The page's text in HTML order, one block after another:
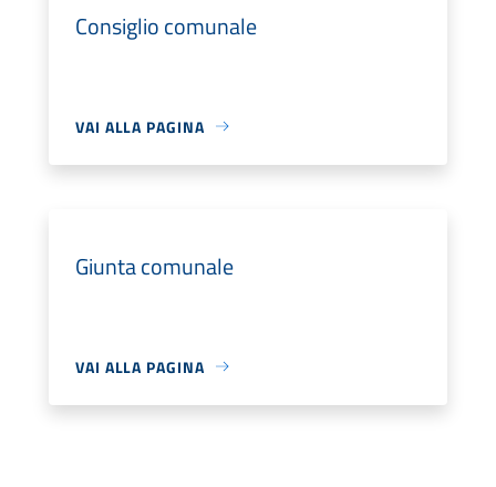
Consiglio comunale
VAI ALLA PAGINA
Giunta comunale
VAI ALLA PAGINA